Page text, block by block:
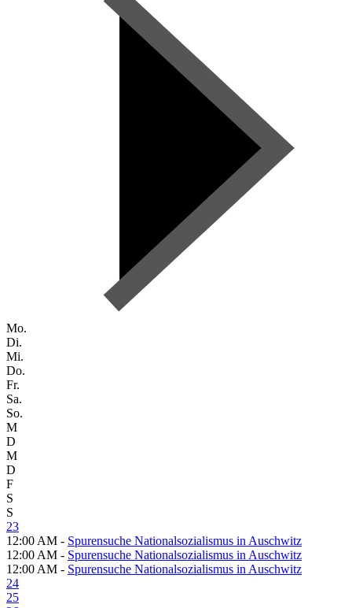
Mo.
Di.
Mi.
Do.
Fr.
Sa.
So.
M
D
M
D
F
S
S
23
12:00 AM - Spurensuche Nationalsozialismus in Auschwitz
12:00 AM - Spurensuche Nationalsozialismus in Auschwitz
12:00 AM - Spurensuche Nationalsozialismus in Auschwitz
24
25